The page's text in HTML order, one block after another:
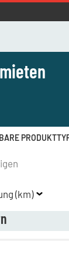
(km)